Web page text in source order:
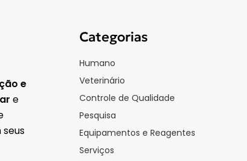
e
e
Categorias
Humano
Veterinário
Controle de Qualidade
Pesquisa
Equipamentos e Reagentes
Serviços